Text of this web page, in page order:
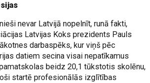
nevar Latvijā nopelnīt, runā fakti,
Latvijas Koks prezidents Pauls
darbaspēks, kur viņš pēc
datiem secina visai nepatīkamus
beidz 20,1 tūkstotis skolēnu,
startē profesionālās izglītības